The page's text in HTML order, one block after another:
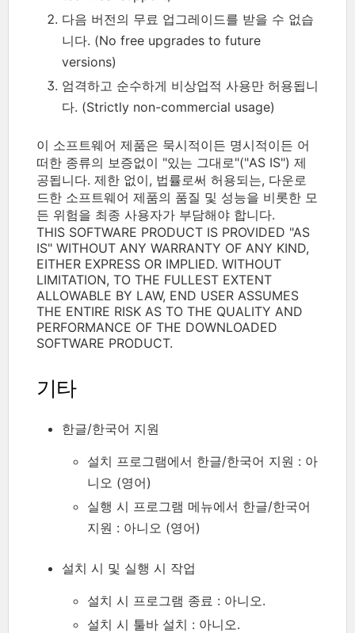
다음 버전의 무료 업그레이드를 받을 수 없습
니다. (No free upgrades to future
versions)
엄격하고 순수하게 비상업적 사용만 허용됩니
다. (Strictly non-commercial usage)
이 소프트웨어 제품은 묵시적이든 명시적이든 어
떠한 종류의 보증없이 "있는 그대로"("AS IS") 제
공됩니다. 제한 없이, 법률로써 허용되는, 다운로
드한 소프트웨어 제품의 품질 및 성능을 비롯한 모
든 위험을 최종 사용자가 부담해야 합니다.
THIS SOFTWARE PRODUCT IS PROVIDED "AS
IS" WITHOUT ANY WARRANTY OF ANY KIND,
EITHER EXPRESS OR IMPLIED. WITHOUT
LIMITATION, TO THE FULLEST EXTENT
ALLOWABLE BY LAW, END USER ASSUMES
THE ENTIRE RISK AS TO THE QUALITY AND
PERFORMANCE OF THE DOWNLOADED
SOFTWARE PRODUCT.
기타
한글/한국어 지원
설치 프로그램에서 한글/한국어 지원 : 아
니오 (영어)
실행 시 프로그램 메뉴에서 한글/한국어
지원 : 아니오 (영어)
설치 시 및 실행 시 작업
설치 시 프로그램 종료 : 아니오.
설치 시 툴바 설치 : 아니오.